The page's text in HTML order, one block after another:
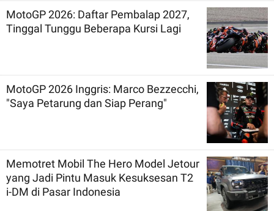
MotoGP 2026: Daftar Pembalap 2027,
Tinggal Tunggu Beberapa Kursi Lagi
MotoGP 2026 Inggris: Marco Bezzecchi,
"Saya Petarung dan Siap Perang"
Memotret Mobil The Hero Model Jetour
yang Jadi Pintu Masuk Kesuksesan T2
i-DM di Pasar Indonesia